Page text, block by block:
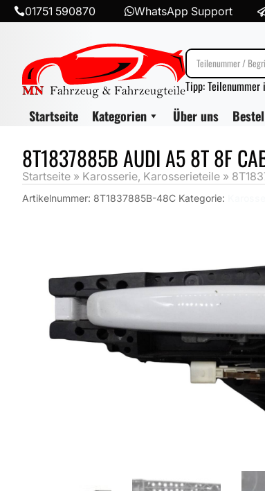
01751 590870 WhatsApp Support
Tipp:
Startseite Kategorien Über uns
8T1837885B AUDI A5 8T 8F
Startseite » Karosserie, Karosserieteile »
Artikelnummer: 8T1837885B-48C Kategorie: